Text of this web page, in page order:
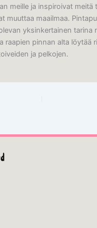
meille ja inspiroivat meitä
muuttaa maailmaa.
yksinkertainen tarina
raapien pinnan alta löytää
ja pelkojen.